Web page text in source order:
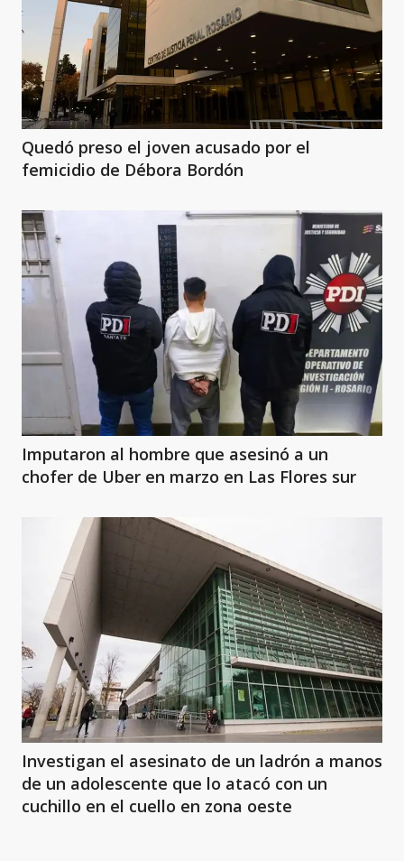
Quedó preso el joven acusado por el
femicidio de Débora Bordón
Imputaron al hombre que asesinó a un
chofer de Uber en marzo en Las Flores sur
Investigan el asesinato de un ladrón a manos
de un adolescente que lo atacó con un
cuchillo en el cuello en zona oeste